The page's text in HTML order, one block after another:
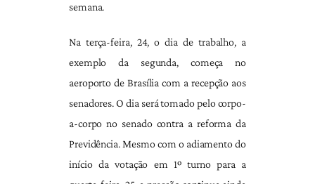
semana.
Na terça-feira, 24, o dia de trabalho, a
exemplo da segunda, começa no
aeroporto de Brasília com a recepção aos
senadores. O dia será tomado pelo corpo-
a-corpo no senado contra a reforma da
Previdência. Mesmo com o adiamento do
início da votação em 1º turno para a